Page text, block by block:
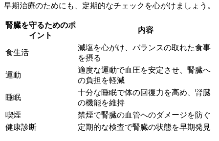
早期治療のためにも、定期的なチェックを心がけましょう。
腎臓を守るためのポ
イント
内容
食生活
減塩を心がけ、バランスの取れた食事
を摂る
運動
適度な運動で血圧を安定させ、腎臓へ
の負担を軽減
睡眠
十分な睡眠で体の回復力を高め、腎臓
の機能を維持
喫煙
禁煙で腎臓の血管へのダメージを防ぐ
健康診断
定期的な検査で腎臓の状態を早期発見